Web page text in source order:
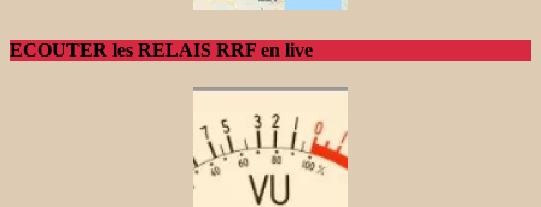
ECOUTER les RELAIS RRF en live